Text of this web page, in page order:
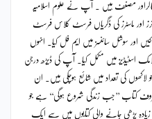
مصنف ہیں ۔ آپ نے علوم اسلامیہ
اور ماسٹرز کی ڈگریاں فرسٹ کلاس فرسٹ
اور سوشل سائنسز میں ایم فل کیا۔ انہوں
اسٹیڈیز میں مکمل کیا۔ آپ کی ڈیڑھ درجن
لاکھوں کی تعداد میں شائع ہوچکی ہیں۔ ان
کتاب ’’جب زندگی شروع ہوگی‘‘ ہے جو
پڑھی جانے والی کتابوں میں سے ایک